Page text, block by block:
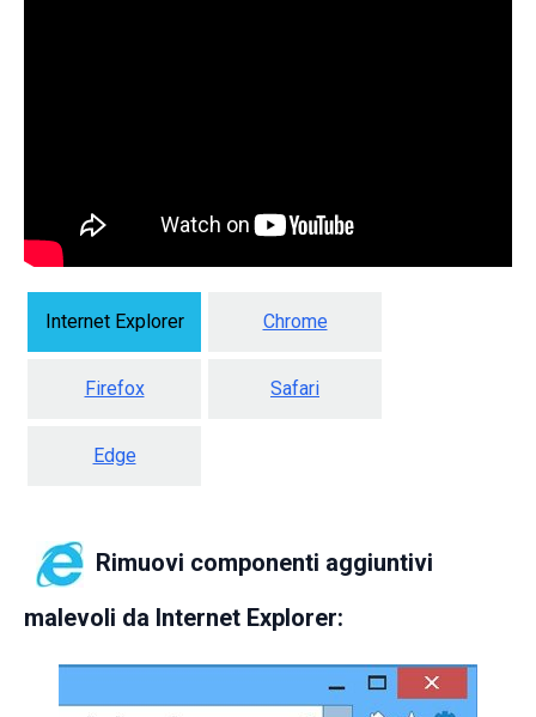
Internet Explorer Chrome
Firefox Safari
Edge
Rimuovi componenti aggiuntivi
malevoli da Internet Explorer: